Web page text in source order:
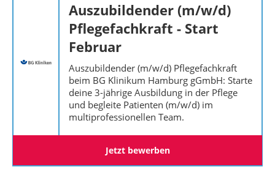
Auszubildender (m/w/d)
Pflegefachkraft - Start
Februar
Auszubildender (m/w/d) Pflegefachkraft
beim BG Klinikum Hamburg gGmbH: Starte
deine 3-jährige Ausbildung in der Pflege
und begleite Patienten (m/w/d) im
multiprofessionellen Team.
Jetzt bewerben